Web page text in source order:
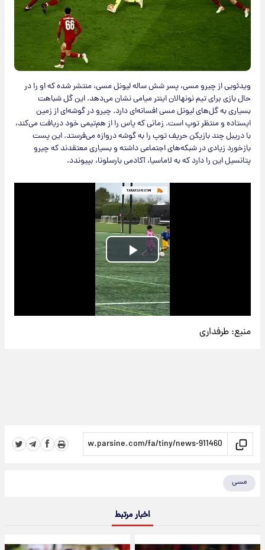
ویدئویی از چیرو مسی، پسر شش ساله لیونل مسی، منتشر شده که او را در
حال بازی برای تیم نونهالان اینتر میامی نشان می‌دهد. این گل شباهت
بسیاری به گل‌های لیونل مسی افسانه‌ای دارد. چیرو در گوشه‌ای از زمین
ایستاده و منتظر توپ است. زمانی که پاس را از هم‌تیمی خود دریافت می‌کند،
با دریبل چند بازیکن حریف توپ را به گوشه دروازه می‌فرستد. این پست
بازخورد زیادی در شبکه‌های اجتماعی داشته و بسیاری معتقدند که چیرو
پتانسیل این را دارد که به لاماسیا، آکادمی بارسلونا، بپیوندد.
Play
Video
منبع: طرفداری
مسی
اخبار مرتبط